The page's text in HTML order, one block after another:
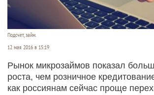
Подсчет, займ.
12 мая 2016 в 15:19
Рынок микрозаймов показал
роста, чем розничное
как россиянам сейчас проще